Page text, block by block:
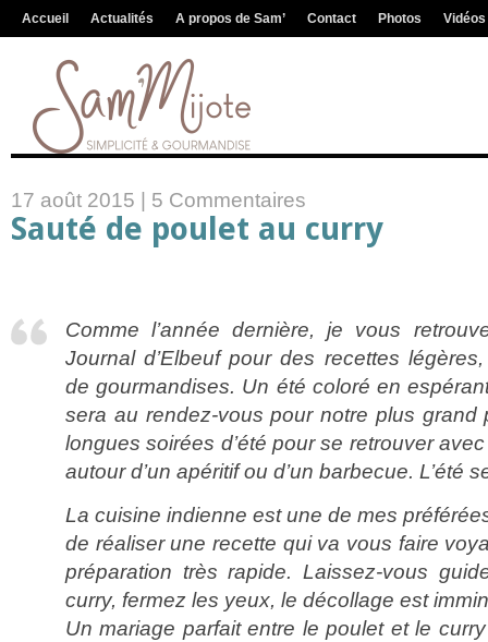
Accueil Actualités A propos de Sam’ Contact Photos Vidéos
17 août 2015 | 5 Commentaires
Sauté de poulet au curry
Comme l’année dernière, je vous
Journal d’Elbeuf pour des recettes
de gourmandises. Un été coloré en
sera au rendez-vous pour notre plus grand
longues soirées d’été pour se retrouver
autour d’un apéritif ou d’un barbecue. L’été
La cuisine indienne est une de mes
de réaliser une recette qui va vous faire
préparation très rapide. Laissez-vous
curry, fermez les yeux, le décollage est
Un mariage parfait entre le poulet et le